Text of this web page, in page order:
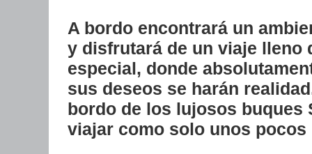
A bordo encontrará un
y disfrutará de un viaje lleno
especial, donde
sus deseos se harán
bordo de los lujosos buques
viajar como solo unos